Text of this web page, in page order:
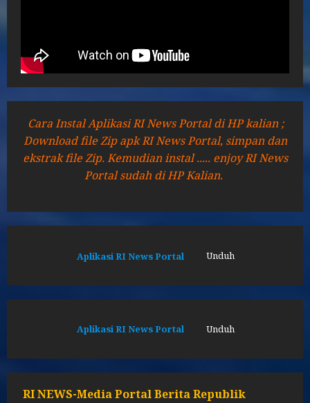
Cara Instal Aplikasi RI News Portal di HP kalian ;
Download file Zip apk RI News Portal, simpan dan
ekstrak file Zip. Kemudian instal ..... enjoy RI News
Portal sudah di HP Kalian.
Aplikasi RI News Portal Unduh
Aplikasi RI News Portal Unduh
RI NEWS-Media Portal Berita Republik